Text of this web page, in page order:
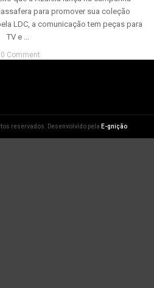
para promover sua coleção
LDC, a comunicação tem peças para
TV e ...
0 Comment
reservados. Desenvolvido pela E-gnição